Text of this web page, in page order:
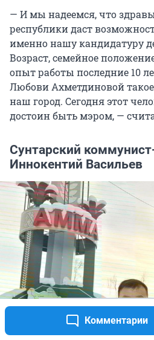
Комментарии
— И мы надеемся, что
республики даст
именно нашу кандидатуру
Возраст, семейное
опыт работы последние 10
Любови Ахметдиновой
наш город. Сегодня этот
достоин быть мэром, —
Сунтарский
Иннокентий Васильев